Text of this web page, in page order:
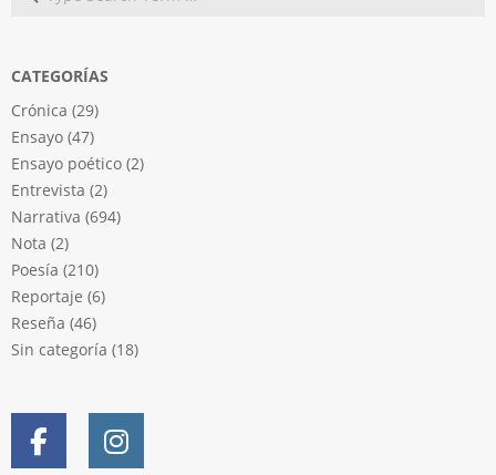
CATEGORÍAS
Crónica (29)
Ensayo (47)
Ensayo poético (2)
Entrevista (2)
Narrativa (694)
Nota (2)
Poesía (210)
Reportaje (6)
Reseña (46)
Sin categoría (18)